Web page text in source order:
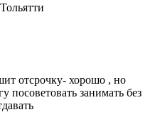
отсрочку- хорошо , но
посоветовать занимать без